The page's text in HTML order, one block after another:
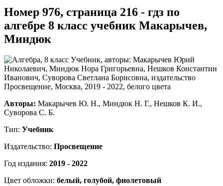
Номер 976, страница 216 - гдз по
алгебре 8 класс учебник Макарычев,
Миндюк
Авторы: Макарычев Ю. Н., Миндюк Н. Г., Нешков К. И.,
Суворова С. Б.
Тип: Учебник
Издательство: Просвещение
Год издания: 2019 - 2022
Цвет обложки: белый, голубой, фиолетовый